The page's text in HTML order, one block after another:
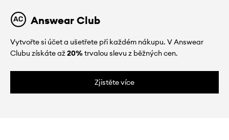
Answear Club
Vytvořte si účet a ušetřete při každém nákupu. V Answear
Clubu získáte až20%trvalou slevu z běžných cen.
Zjistěte více